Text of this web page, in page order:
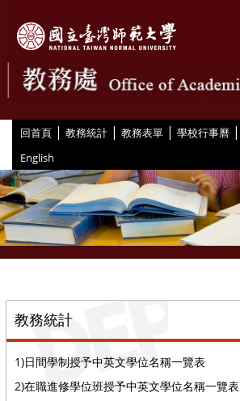
回首頁 | 教務統計 | 教務表單 | 學校行事曆 |
English
教務統計
1)日間學制授予中英文學位名稱一覽表
2)在職進修學位班授予中英文學位名稱一覽表